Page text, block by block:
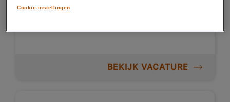
Uitzenden
BEKIJK VACATURE
Cookie-instellingen